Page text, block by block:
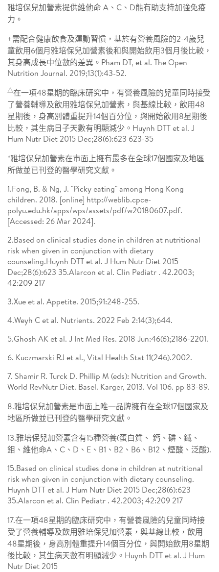
雅培保兒加營素提供維他命 A、C、D能有助支持加強免疫
力。
+需配合健康飲食及運動習慣，基於有營養風險的2-4歲兒
童飲用6個月雅培保兒加營素後和與開始飲用3個月後比較，
其身高成長中位數的差異。Pham DT, et al. The Open
Nutrition Journal. 2019;13(1):43-52.
△在一項48星期的臨床研究中，有營養風險的兒童同時接受
了營養輔導及飲用雅培保兒加營素，與基線比較，飲用48
星期後，身高別體重提升14個百分位，與開始飲用8星期後
比較，其生病日子天數有明顯減少。Huynh DTT et al. J
Hum Nutr Diet 2015 Dec;28(6):623 623-35
¤雅培保兒加營素在市面上擁有最多在全球17個國家及地區
所做並已刊登的醫學研究文獻。
1.Fong, B. & Ng, J. "Picky eating" among Hong Kong
children. 2018. [online] http://weblib.cpce-
polyu.edu.hk/apps/wps/assets/pdf/w20180607.pdf.
[Accessed: 26 Mar 2024].
2.Based on clinical studies done in children at nutritional
risk when given in conjunction with dietary
counseling.Huynh DTT et al. J Hum Nutr Diet 2015
Dec;28(6):623 35.Alarcon et al. Clin Pediatr . 42.2003;
42:209 217
3.Xue et al. Appetite. 2015;91:248-255.
4.Weyh C et al. Nutrients. 2022 Feb 2:14(3);644.
5.Ghosh AK et al. J Int Med Res. 2018 Jun:46(6);2186-2201.
6. Kuczmarski RJ et al., Vital Health Stat 11(246).2002.
7. Shamir R. Turck D. Phillip M (eds): Nutrition and Growth.
World RevNutr Diet. Basel. Karger, 2013. Vol 106. pp 83-89.
8.雅培保兒加營素是市面上唯一品牌擁有在全球17個國家及
地區所做並已刊登的醫學研究文獻。
13.雅培保兒加營素含有15種營養(蛋白質、 鈣、磷、鐵、
鉬、維他命A、C、D、E、B1、B2、B6、B12、煙酸、泛酸).
15.Based on clinical studies done in children at nutritional
risk when given in conjunction with dietary counseling.
Huynh DTT et al. J Hum Nutr Diet 2015 Dec;28(6):623
35.Alarcon et al. Clin Pediatr . 42.2003; 42:209 217
17.在一項48星期的臨床研究中，有營養風險的兒童同時接
受了營養輔導及飲用雅培保兒加營素，與基線比較，飲用
48星期後，身高別體重提升14個百分位，與開始飲用8星期
後比較，其生病天數有明顯減少。Huynh DTT et al. J Hum
Nutr Diet 2015